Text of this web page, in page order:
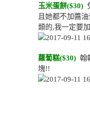
玉米蛋餅($30)
且她都不加醬
類的,我一定要
蘿蔔糕($30) 翰
塊!!